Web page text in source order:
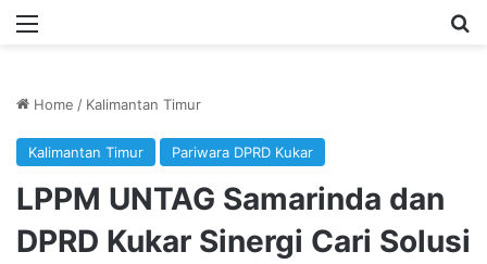
Menu
Home / Kalimantan Timur
Kalimantan Timur Pariwara DPRD Kukar
LPPM UNTAG Samarinda dan
DPRD Kukar Sinergi Cari Solusi